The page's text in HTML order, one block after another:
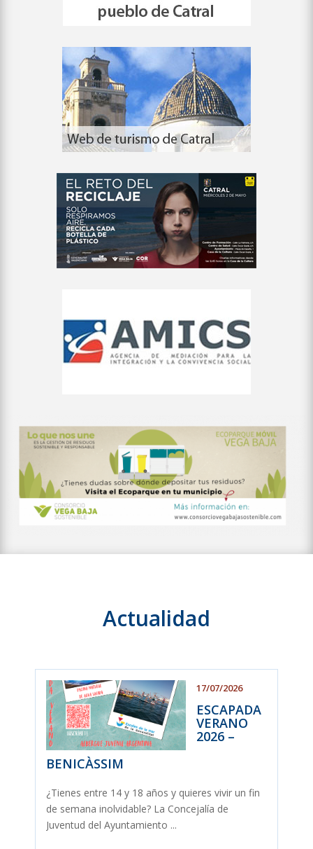
Actualidad
17/07/2026
ESCAPADA
VERANO
2026 –
BENICÀSSIM
¿Tienes entre 14 y 18 años y quieres vivir un fin
de semana inolvidable? La Concejalía de
Juventud del Ayuntamiento ...